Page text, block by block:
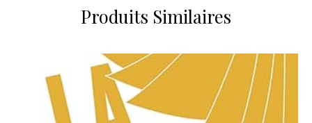
Produits Similaires